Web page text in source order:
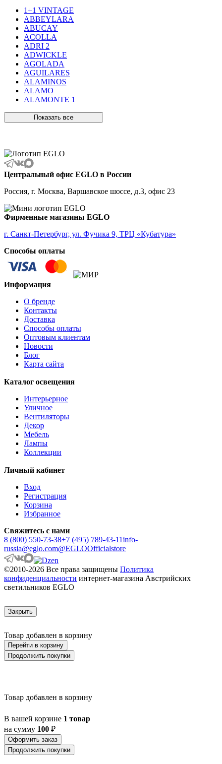
1+1 VINTAGE
ABBEYLARA
ABUCAY
ACOLLA
ADRI 2
ADWICKLE
AGOLADA
AGUILARES
ALAMINOS
ALAMO
ALAMONTE 1
ALBARACCIN
ALCUDIA
ALDERNEY
ALMANZORA
ALMEIDA
ALMEIDA 2
ALMONTE
ALMUDAINA
ALOBRASE
ALSAGER
ALVEZ
AMADORA
AMAKUSA
AMBATOBE
AMBONDRONA
AMBORIALA
AMEZAGA
AMOATSY
AMPITABE
AMSFIELD 1
ANDASIBE
ANJABE
ANTELAO
ANTIPOLO
ANWICK
ANWICK 1
ANZINO
APRICALE
ARACENA
ARANGONA
ARANZOLA
ARENALES
ARGOLIS 2
ARISCANI
ARISCANI 2
ARNHEM
ARRECIFE
ARTANA
ASBY
ASINDRO
ATOLLARI
AULIYE
AUROTONELLO
AUSTELL
AZAR 60
AZBARREN
BAILRIGG
BALEZZE
BALIGUIAN
BALLINA
BALMAHA
BALNARIO
BARBOTTO
BARI-M
BARNSTAPLE
BASALGO 1
BASILANO
BASILDON
Показать все
Центральный офис EGLO в России
Россия, г. Москва, Варшавское шоссе, д.3, офис 23
Фирменные магазины EGLO
г. Санкт-Петербург, ул. Фучика 9, ТРЦ «Кубатура»
Способы оплаты
Информация
О бренде
Контакты
Доставка
Способы оплаты
Оптовым клиентам
Новости
Блог
Карта сайта
Каталог освещения
Интерьерное
Уличное
Вентиляторы
Декор
Мебель
Лампы
Коллекции
Личный кабинет
Вход
Регистрация
Корзина
Избранное
Свяжитесь с нами
8 (800) 550-73-38+7 (495) 789-43-11info-
russia@eglo.com@EGLOOfficialstore
©2010-2026 Все права защищены Политика
конфиденциальности интернет-магазина Австрийских
светильников EGLO
Закрыть
Товар добавлен в корзину
Перейти в корзину
Продолжить покупки
Товар добавлен в корзину
В вашей корзине 1 товар
на сумму 100 ₽
Оформить заказ
Продолжить покупки